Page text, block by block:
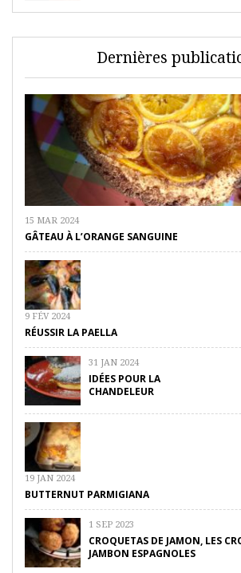
Dernières
15 MAR 2024
GÂTEAU À L’ORANGE SANGUINE
9 FÉV 2024
RÉUSSIR LA PAELLA
31 JAN 2024
IDÉES POUR LA
CHANDELEUR
19 JAN 2024
BUTTERNUT PARMIGIANA
1 SEP 2023
CROQUETAS DE JAMON, LES
JAMBON ESPAGNOLES